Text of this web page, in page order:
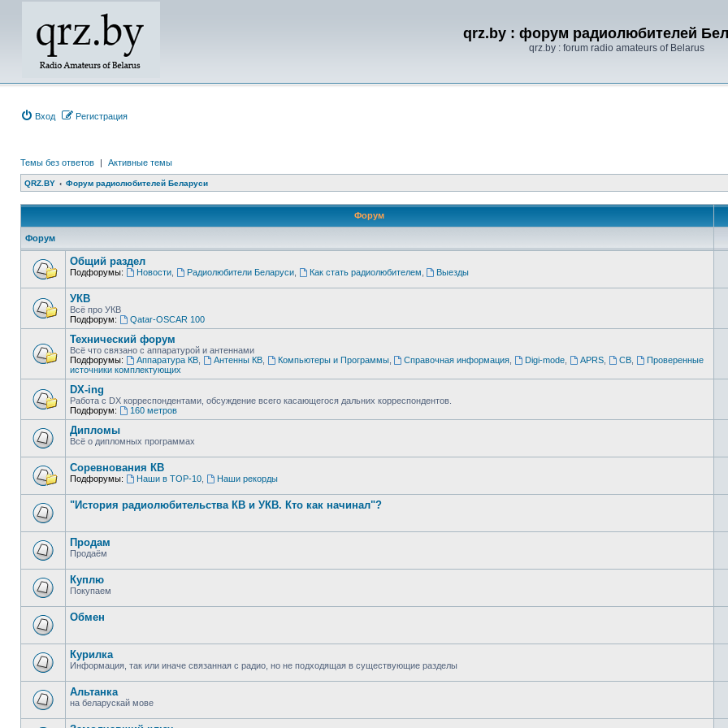
qrz.by : форум радиолюбителей
qrz.by : forum radio amateurs of Belarus
Вход Регистрация
Темы без ответов | Активные темы
QRZ.BY Форум радиолюбителей Беларуси
Форум
Форум
Общий раздел
Подфорумы: Новости, Радиолюбители Беларуси, Как стать радиолюбителем Выезды
УКВ
Всё про УКВ
Подфорум:
Qatar-OSCAR 100
Технический форум
Всё что связано с аппаратурой и антеннами
Подфорумы:
Аппаратура КВ, Антенны КВ, Компьютеры и Программы, Справочная информация Digi-mode APRS CB,
Проверенные
источники комплектующих
DX-ing
Работа с DX корреспондентами, обсуждение всего касающегося дальних корреспондентов.
Подфорум:
160 метров
Дипломы
Всё о дипломных программах
Соревнования КВ
Подфорумы: Наши в ТОР-10, Наши рекорды
"История радиолюбительства КВ и УКВ. Кто как начинал"?
Продам
Продаём
Куплю
Покупаем
Обмен
Курилка
Информация, так или иначе связанная с радио, но не подходящая в существующие разделы
Альтанка
на беларускай мове